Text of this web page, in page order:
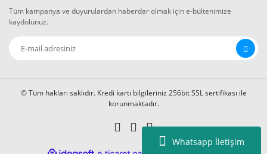
Whatsapp İletişim
Tüm kampanya ve duyurulardan haberdar olmak için e-bültenimize
kaydolunuz.
© Tüm hakları saklıdır. Kredi kartı bilgileriniz 256bit SSL sertifikası ile
korunmaktadır.